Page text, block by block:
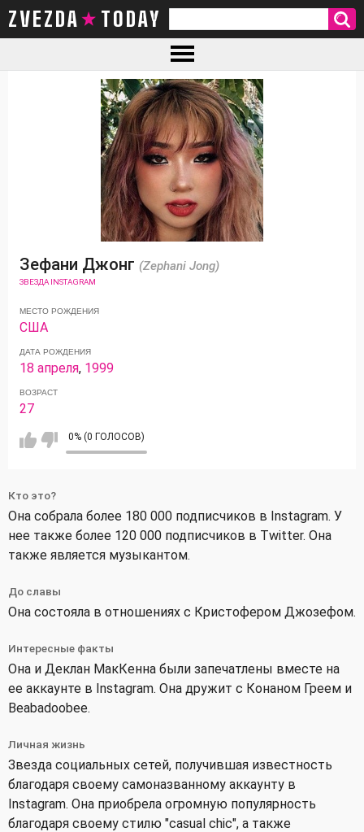
ZVEZDA TODAY
Зефани Джонг (Zephani Jong)
ЗВЕЗДА INSTAGRAM
МЕСТО РОЖДЕНИЯ
США
ДАТА РОЖДЕНИЯ
18 апреля, 1999
ВОЗРАСТ
27
0% (0 ГОЛОСОВ)
Кто это?
Она собрала более 180 000 подписчиков в Instagram. У
нее также более 120 000 подписчиков в Twitter. Она
также является музыкантом.
До славы
Она состояла в отношениях с Кристофером Джозефом.
Интересные факты
Она и Деклан МакКенна были запечатлены вместе на
ее аккаунте в Instagram. Она дружит с Конаном Греем и
Beabadoobee.
Личная жизнь
Звезда социальных сетей, получившая известность
благодаря своему самоназванному аккаунту в
Instagram. Она приобрела огромную популярность
благодаря своему стилю "casual chic", а также